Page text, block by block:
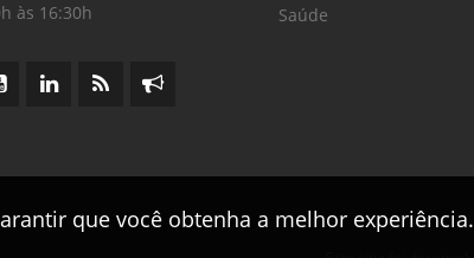
que você obtenha a melhor experiência.
às 16:30h
Saúde